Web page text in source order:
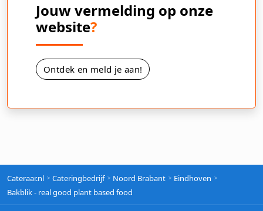
Jouw vermelding op onze
website?
Ontdek en meld je aan!
Cateraar.nl Cateringbedrijf Noord Brabant
Eindhoven
Bakblik - real good plant based food